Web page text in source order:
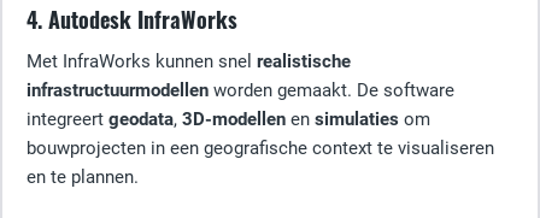
4. Autodesk InfraWorks
Met InfraWorks kunnen snel realistische
infrastructuurmodellen worden gemaakt. De software
integreert geodata, 3D-modellen en simulaties om
bouwprojecten in een geografische context te visualiseren
en te plannen.